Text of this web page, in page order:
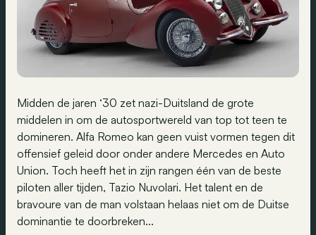
Midden de jaren ‘30 zet nazi-Duitsland de grote
middelen in om de autosportwereld van top tot teen te
domineren. Alfa Romeo kan geen vuist vormen tegen dit
offensief geleid door onder andere Mercedes en Auto
Union. Toch heeft het in zijn rangen één van de beste
piloten aller tijden, Tazio Nuvolari. Het talent en de
bravoure van de man volstaan helaas niet om de Duitse
dominantie te doorbreken...